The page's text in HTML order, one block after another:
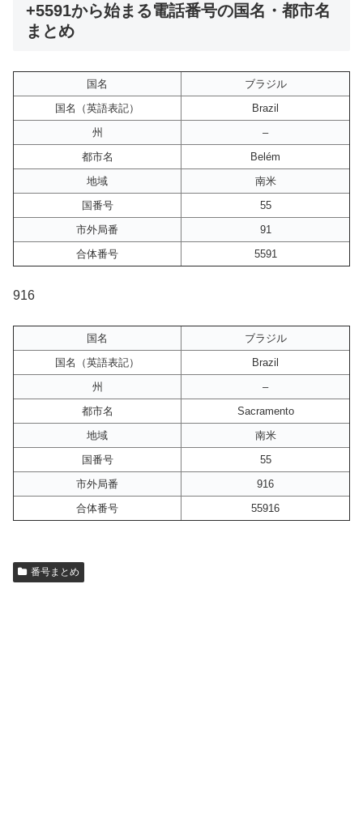
+5591から始まる電話番号の国名・都市名
まとめ
国名
ブラジル
国名（英語表記）
Brazil
州
–
都市名
Belém
地域
南米
国番号
55
市外局番
91
合体番号
5591
916
国名
ブラジル
国名（英語表記）
Brazil
州
–
都市名
Sacramento
地域
南米
国番号
55
市外局番
916
合体番号
55916
番号まとめ